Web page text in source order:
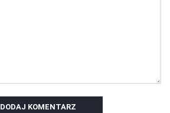
DODAJ KOMENTARZ